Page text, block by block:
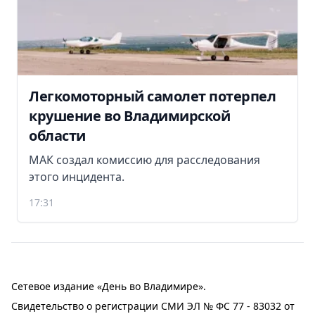
Легкомоторный самолет потерпел
крушение во Владимирской
области
МАК создал комиссию для расследования
этого инцидента.
17:31
Сетевое издание «День во Владимире».
Свидетельство о регистрации СМИ ЭЛ № ФС 77 - 83032 от